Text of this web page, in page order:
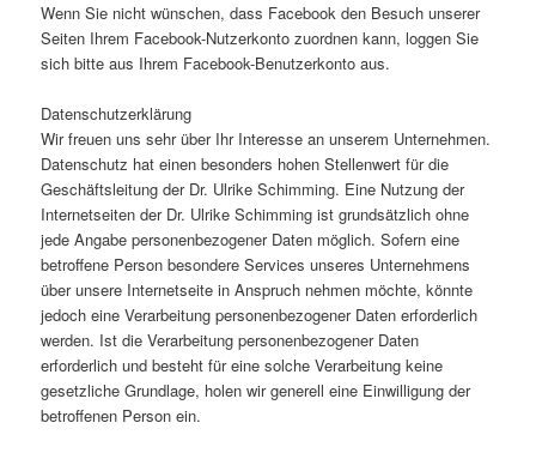
Wenn Sie nicht wünschen, dass Facebook den Besuch unserer
Seiten Ihrem Facebook-Nutzerkonto zuordnen kann, loggen Sie
sich bitte aus Ihrem Facebook-Benutzerkonto aus.
Datenschutzerklärung
Wir freuen uns sehr über Ihr Interesse an unserem Unternehmen.
Datenschutz hat einen besonders hohen Stellenwert für die
Geschäftsleitung der Dr. Ulrike Schimming. Eine Nutzung der
Internetseiten der Dr. Ulrike Schimming ist grundsätzlich ohne
jede Angabe personenbezogener Daten möglich. Sofern eine
betroffene Person besondere Services unseres Unternehmens
über unsere Internetseite in Anspruch nehmen möchte, könnte
jedoch eine Verarbeitung personenbezogener Daten erforderlich
werden. Ist die Verarbeitung personenbezogener Daten
erforderlich und besteht für eine solche Verarbeitung keine
gesetzliche Grundlage, holen wir generell eine Einwilligung der
betroffenen Person ein.